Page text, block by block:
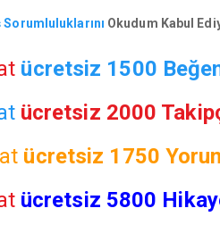
Okudum Kabul
ücretsiz 1500
ücretsiz 2000
ücretsiz 1750
ücretsiz 5800